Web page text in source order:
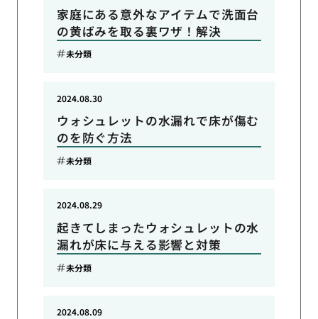
家庭にある意外なアイテムで洗面台
の黄ばみを取る裏ワザ！解決
未分類
ウォシュレットの水漏れで床が傷む
のを防ぐ方法
2024.08.30
未分類
起きてしまったウォシュレットの水
漏れが床に与える影響と対策
2024.08.29
未分類
2024.08.09